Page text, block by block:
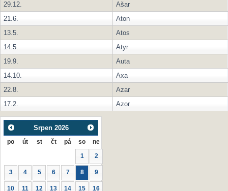
29.12.
Ašar
21.6.
Aton
13.5.
Atos
14.5.
Atyr
19.9.
Auta
14.10.
Axa
22.8.
Azar
17.2.
Azor
Srpen 2026
po út st čt pá so ne
1 2
3 4 5 6 7 8 9
10 11 12 13 14 15 16